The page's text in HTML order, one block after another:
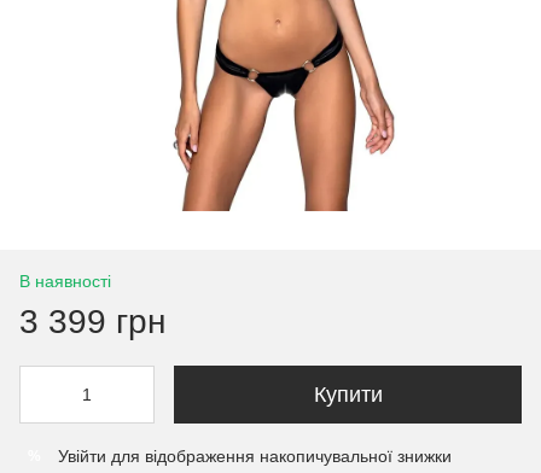
В наявності
3 399 грн
Купити
Увійти для відображення накопичувальної знижки